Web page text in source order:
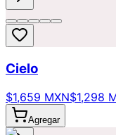
Cielo
$1,659 MXN$1,298
Agregar